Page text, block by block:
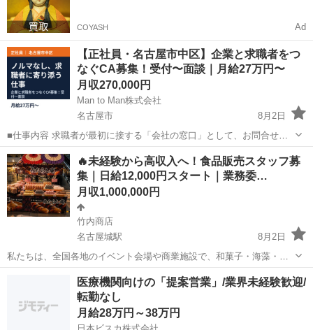
COYASH Ad
【正社員・名古屋市中区】企業と求職者をつ
なぐCA募集！受付〜面談｜月給27万円〜
月収270,000円
Man to Man株式会社
名古屋市
8月2日
■仕事内容 求職者が最初に接する「会社の窓口」として、お問合せや
WEB応募への対応を行います。 応募いただいた求職者の方との面談の
ほか、過去に応募があった求職者の方へ連絡し、状況確認や新たな求
人提案を行う事もあります。 ...
愛知 名古屋市 営業 業務
🔥未経験から高収入へ！食品販売スタッフ募
集｜日給12,000円スタート｜業務委…
月収1,000,000円
竹内商店
名古屋城駅
8月2日
私たちは、全国各地のイベント会場や商業施設で、和菓子・海藻・佃
煮・キムチ・ドライフルーツなどの食品販売を行っています。 ただ商
品を売るだけではなく、お客様との会話を楽しみながら商品の魅力を
伝える仕事です。 「接客が好き」...
名古屋市 名古屋城駅 販売 未経験
医療機関向けの「提案営業」/業界未経験歓迎/
転勤なし
月給28万円～38万円